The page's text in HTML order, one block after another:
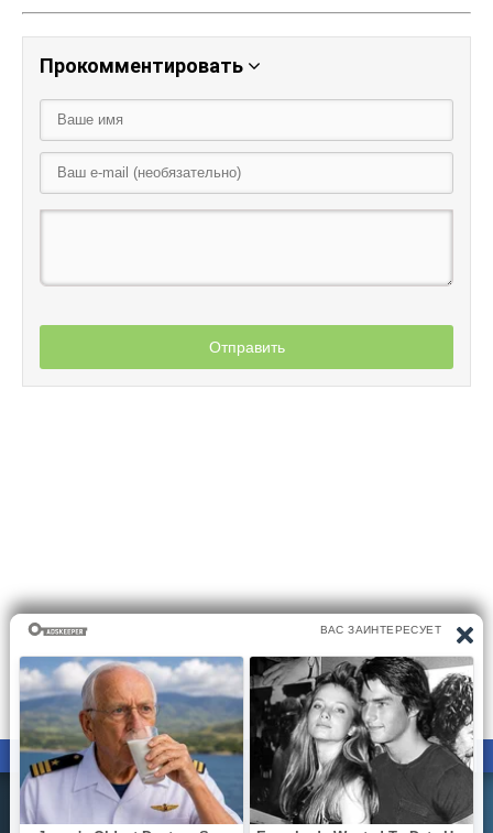
Прокомментировать
Отправить
ПРАВООБЛАДАТЕЛЯМ ПОЛИТИКА КОНФИДЕНЦИАЛЬНОСТИ
Все материалы на сайте размещаются его пользователями.
Администратор сайта не несёт ответственности за